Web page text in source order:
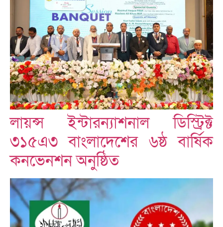
লায়ন্স ইন্টারন্যাশনাল ডিস্ট্রিক্ট
৩১৫এ৩ বাংলাদেশের ৬ষ্ঠ বার্ষিক
কনভেনশন অনুষ্ঠিত